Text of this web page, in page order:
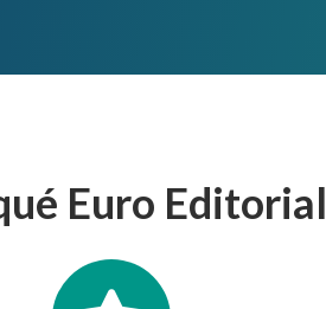
Euro Editorial